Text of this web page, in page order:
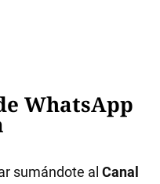
WhatsApp
sumándote al Canal